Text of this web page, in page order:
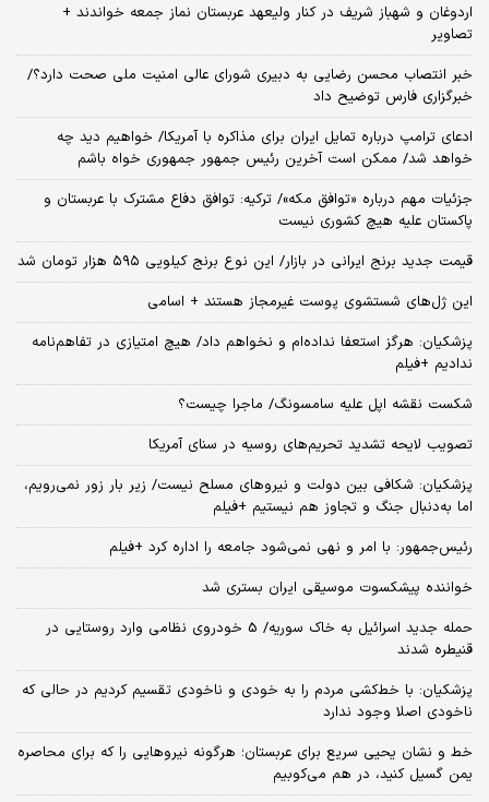
اردوغان و شهباز شریف در کنار ولیعهد عربستان نماز جمعه خواندند +
تصاویر
خبر انتصاب محسن رضایی به دبیری شورای عالی امنیت ملی صحت دارد؟/
خبرگزاری فارس توضیح داد
ادعای ترامپ درباره تمایل ایران برای مذاکره با آمریکا/ خواهیم دید چه
خواهد شد/ ممکن است آخرین رئیس‌ جمهور جمهوری خواه باشم
جزئیات مهم درباره «توافق مکه»/ ترکیه‌: توافق دفاع مشترک با عربستان و
پاکستان علیه هیچ کشوری نیست
قیمت جدید برنج ایرانی در بازار/ این نوع برنج کیلویی ۵۹۵ هزار تومان شد
این ژل‌های شستشوی پوست غیرمجاز هستند + اسامی
پزشکیان: هرگز استعفا نداده‌ام و نخواهم داد/ هیچ امتیازی در تفاهم‌نامه
ندادیم +فیلم
شکست نقشه اپل علیه سامسونگ/ ماجرا چیست؟
تصویب لایحه تشدید تحریم‌های روسیه در سنای آمریکا
پزشکیان: شکافی بین دولت و نیروهای مسلح نیست/ زیر بار زور نمی‌رویم،
اما به‌دنبال جنگ و تجاوز هم نیستیم +فیلم
رئیس‌جمهور: با امر و نهی نمی‌شود جامعه را اداره کرد +فیلم
خواننده پیشکسوت موسیقی ایران بستری شد
حمله جدید اسرائیل به خاک سوریه/ 5 خودروی نظامی وارد روستایی در
قنیطره شدند
پزشکیان: با خط‌کشی مردم را به خودی و ناخودی تقسیم کردیم در حالی که
ناخودی اصلا وجود ندارد
خط و نشان یحیی سریع برای عربستان؛ هرگونه نیروهایی را که برای محاصره
یمن گسیل کنید، در هم می‌کوبیم